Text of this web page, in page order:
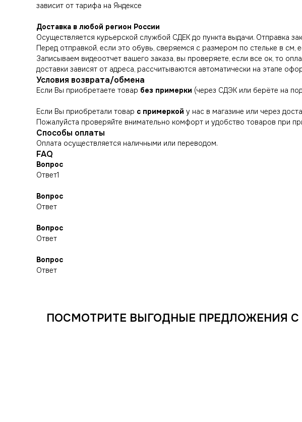
зависит от тарифа на Яндексе
Доставка в любой регион России
Осуществляется курьерской службой СДЕК до пункта выдачи. Отправка
Перед отправкой, если это обувь, сверяемся с размером по стельке в
Записываем видеоотчет вашего заказа, вы проверяете, если все ок, то
доставки зависят от адреса, рассчитываются автоматически на этапе
Условия возврата/обмена
Если Вы приобретаете товар без примерки (через СДЭК или берёте на
Если Вы приобретали товар с примеркой у нас в магазине или через
Пожалуйста проверяйте внимательно комфорт и удобство товаров при
Способы оплаты
Оплата осуществляется наличными или переводом.
FAQ
Вопрос
Ответ1
Вопрос
Ответ
Вопрос
Ответ
Вопрос
Ответ
ПОСМОТРИТЕ ВЫГОДНЫЕ ПРЕДЛОЖЕНИЯ